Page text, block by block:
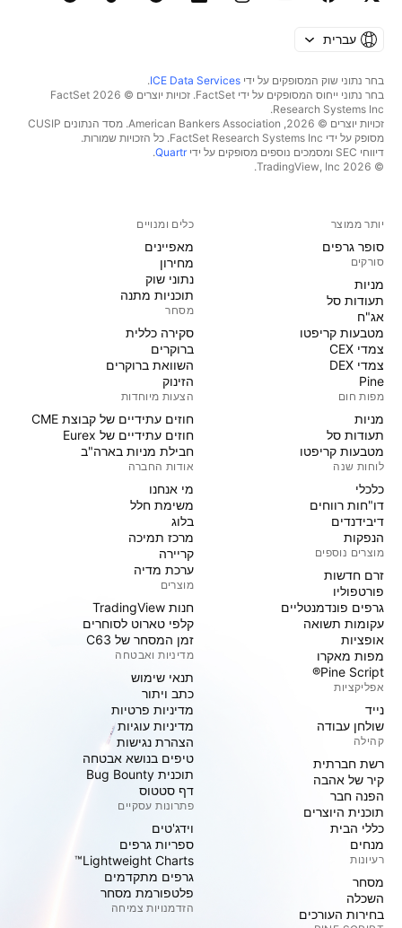
עברית
בחר נתוני שוק המסופקים על ידי ICE Data Services
.
בחר נתוני ייחוס המסופקים על ידי FactSet. זכויות יוצרים © 2026 ‏FactSet
Research Systems Inc.‏
זכויות יוצרים © 2026, ‏American Bankers Association. מסד הנתונים CUSIP
מסופק על ידי FactSet Research Systems Inc. כל הזכויות שמורות.
דיווחי SEC ומסמכים נוספים מסופקים על ידי
Quartr
.
© 2026 ‏TradingView, Inc.‏
יותר ממוצר
סופר גרפים
סורקים
מניות‏
תעודות סל
אג"ח
מטבעות קריפטו
צמדי CEX
צמדי DEX
Pine
מפות חום
מניות‏
תעודות סל
מטבעות קריפטו
לוחות שנה
כלכלי
דו"חות רווחים
דיבידנדים
הנפקות
מוצרים נוספים
זרם חדשות
פורטפוליו
גרפים פונדמנטליים
עקומות תשואה
אופציות
מפות מאקרו
Pine Script®
אפליקציות
נייד
שולחן עבודה
קהילה
רשת חברתית
קיר של אהבה
הפנה חבר
תוכנית היוצרים
כללי הבית
מנחים
רעיונות
מסחר
השכלה
בחירות העורכים
כלים ומנויים
מאפיינים
מחירון
נתוני שוק
תוכניות מתנה
מסחר
סקירה כללית
ברוקרים
השוואת ברוקרים
הזינוק
הצעות מיוחדות
חוזים עתידיים של קבוצת CME
חוזים עתידיים של Eurex
חבילת מניות בארה"ב
אודות החברה
מי אנחנו
משימת חלל
בלוג
מרכז תמיכה
קריירה
ערכת מדיה
מוצרים
חנות TradingView
קלפי טארוט לסוחרים
זמן המסחר של C63
מדיניות ואבטחה
תנאי שימוש
כתב ויתור
מדיניות פרטיות
מדיניות עוגיות
הצהרת נגישות
טיפים בנושא אבטחה
תוכנית Bug Bounty
דף סטטוס
פתרונות עסקיים
וידג'טים
ספריות גרפים
Lightweight Charts™
גרפים מתקדמים
פלטפורמת מסחר
הזדמנויות צמיחה